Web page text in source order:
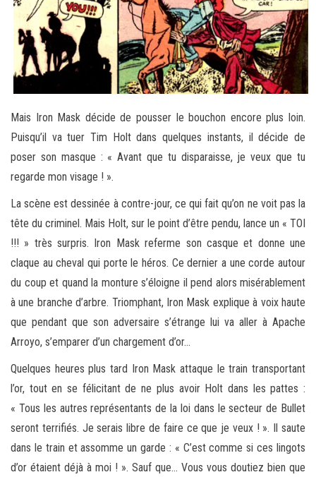
Mais Iron Mask décide de pousser le bouchon encore plus loin.
Puisqu’il va tuer Tim Holt dans quelques instants, il décide de
poser son masque : « Avant que tu disparaisse, je veux que tu
regarde mon visage ! ».
La scène est dessinée à contre-jour, ce qui fait qu’on ne voit pas la
tête du criminel. Mais Holt, sur le point d’être pendu, lance un « TOI
!!! » très surpris. Iron Mask referme son casque et donne une
claque au cheval qui porte le héros. Ce dernier a une corde autour
du coup et quand la monture s’éloigne il pend alors misérablement
à une branche d’arbre. Triomphant, Iron Mask explique à voix haute
que pendant que son adversaire s’étrange lui va aller à Apache
Arroyo, s’emparer d’un chargement d’or…
Quelques heures plus tard Iron Mask attaque le train transportant
l’or, tout en se félicitant de ne plus avoir Holt dans les pattes :
« Tous les autres représentants de la loi dans le secteur de Bullet
seront terrifiés. Je serais libre de faire ce que je veux ! ». Il saute
dans le train et assomme un garde : « C’est comme si ces lingots
d’or étaient déjà à moi ! ». Sauf que… Vous vous doutiez bien que